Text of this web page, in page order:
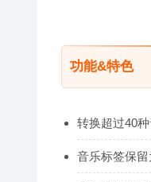
功能&特色
转换超过40
音乐标签保留